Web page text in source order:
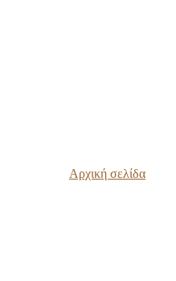
Αρχική σελίδα